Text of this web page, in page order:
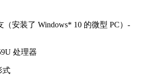
安装了 Windows* 10 的微型 PC）-
处理器
式